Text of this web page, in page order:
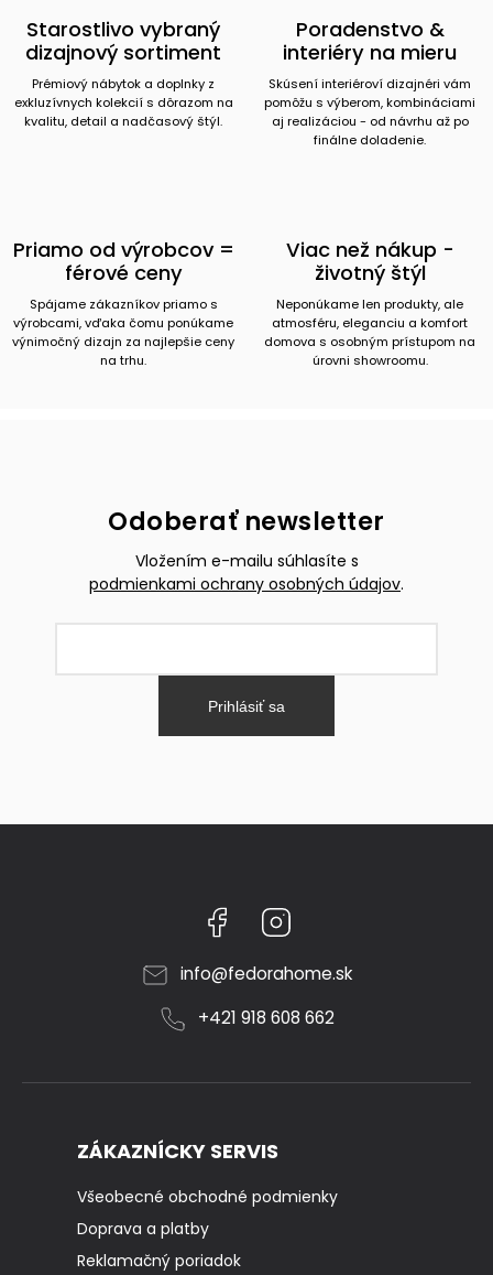
Starostlivo vybraný
dizajnový sortiment
Prémiový nábytok a doplnky z
exkluzívnych kolekcií s dôrazom na
kvalitu, detail a nadčasový štýl.
Poradenstvo &
interiéry na mieru
Skúsení interiéroví dizajnéri vám
pomôžu s výberom, kombináciami
aj realizáciou - od návrhu až po
finálne doladenie.
Priamo od výrobcov =
férové ceny
Spájame zákazníkov priamo s
výrobcami, vďaka čomu ponúkame
výnimočný dizajn za najlepšie ceny
na trhu.
Viac než nákup -
životný štýl
Neponúkame len produkty, ale
atmosféru, eleganciu a komfort
domova s osobným prístupom na
úrovni showroomu.
Odoberať newsletter
Vložením e-mailu súhlasíte s
podmienkami ochrany osobných údajov.
Prihlásiť sa
Facebook
info@fedorahome.sk
+421 918 608 662
ZÁKAZNÍCKY SERVIS
Všeobecné obchodné podmienky
Doprava a platby
Reklamačný poriadok